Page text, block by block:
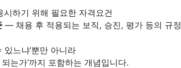
하기 위해 필요한 자격요건
— 채용 후 적용되는 보직, 승진, 평가 등의 규정
있느냐’뿐만 아니라
는가’까지 포함하는 개념입니다.